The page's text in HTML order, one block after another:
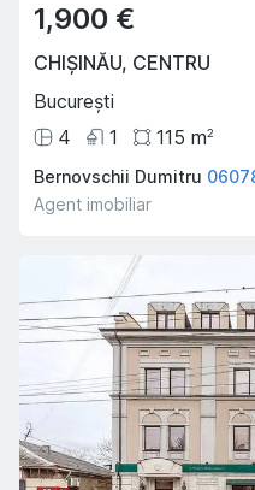
1,900 €
CHIȘINĂU, CENTRU
București
4
1 115 m2
Bernovschii Dumitru
Agent imobiliar